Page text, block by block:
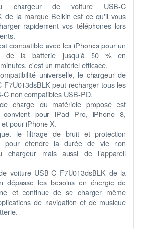
chargeur de voiture USB-C
de la marque Belkin est ce qu'il vous
rapidement vos téléphones lors
compatible avec les iPhones pour un
de la batterie jusqu’à 50 % en
c'est un matériel efficace.
universelle, le chargeur de
F7U013dsBLK peut recharger tous les
C non compatibles USB-PD.
charge du matériele proposé est
convient pour iPad Pro, iPhone 8,
pour iPhone X.
le filtrage de bruit et protection
pour étendre la durée de vie non
chargeur mais aussi de l’appareil
voiture USB-C F7U013dsBLK de la
dépasse les besoins en énergie de
et continue de se charger même
de navigation et de musique